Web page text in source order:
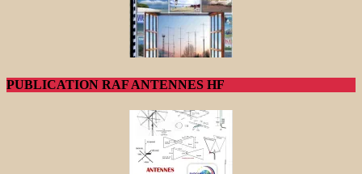
PUBLICATION RAF ANTENNES HF